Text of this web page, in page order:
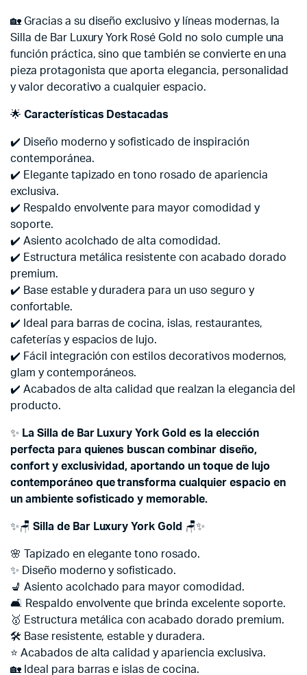
🏡 Gracias a su diseño exclusivo y líneas modernas, la
Silla de Bar Luxury York Rosé Gold no solo cumple una
función práctica, sino que también se convierte en una
pieza protagonista que aporta elegancia, personalidad
y valor decorativo a cualquier espacio.
🌟 Características Destacadas
✔️ Diseño moderno y sofisticado de inspiración
contemporánea.
✔️ Elegante tapizado en tono rosado de apariencia
exclusiva.
✔️ Respaldo envolvente para mayor comodidad y
soporte.
✔️ Asiento acolchado de alta comodidad.
✔️ Estructura metálica resistente con acabado dorado
premium.
✔️ Base estable y duradera para un uso seguro y
confortable.
✔️ Ideal para barras de cocina, islas, restaurantes,
cafeterías y espacios de lujo.
✔️ Fácil integración con estilos decorativos modernos,
glam y contemporáneos.
✔️ Acabados de alta calidad que realzan la elegancia del
producto.
✨ La Silla de Bar Luxury York Gold es la elección
perfecta para quienes buscan combinar diseño,
confort y exclusividad, aportando un toque de lujo
contemporáneo que transforma cualquier espacio en
un ambiente sofisticado y memorable.
✨🪑 Silla de Bar Luxury York Gold 🪑✨
🌸 Tapizado en elegante tono rosado.
✨ Diseño moderno y sofisticado.
💺 Asiento acolchado para mayor comodidad.
🛋️ Respaldo envolvente que brinda excelente soporte.
🥇 Estructura metálica con acabado dorado premium.
🛠️ Base resistente, estable y duradera.
⭐ Acabados de alta calidad y apariencia exclusiva.
🏡 Ideal para barras e islas de cocina.